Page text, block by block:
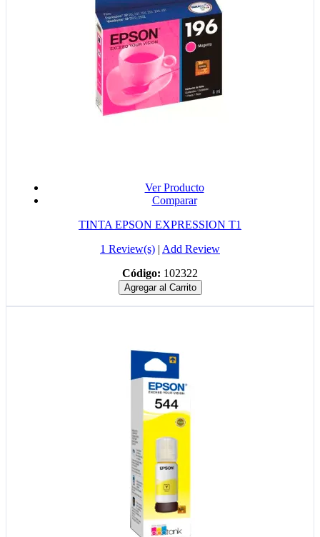
Ver Producto
Comparar
TINTA EPSON EXPRESSION T1
1 Review(s) | Add Review
Código: 102322
Agregar al Carrito